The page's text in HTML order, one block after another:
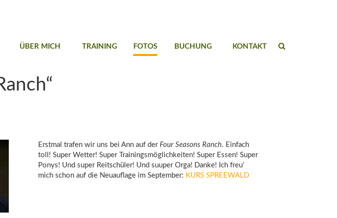
ÜBER MICH TRAINING FOTOS BUCHUNG KONTAKT
Erstmal trafen wir uns bei Ann auf der Four Seasons Ranch. Einfach
toll! Super Wetter! Super Trainingsmöglichkeiten! Super Essen! Super
Ponys! Und super Reitschüler! Und suuper Orga! Danke! Ich freu‘
mich schon auf die Neuauflage im September: KURS SPREEWALD